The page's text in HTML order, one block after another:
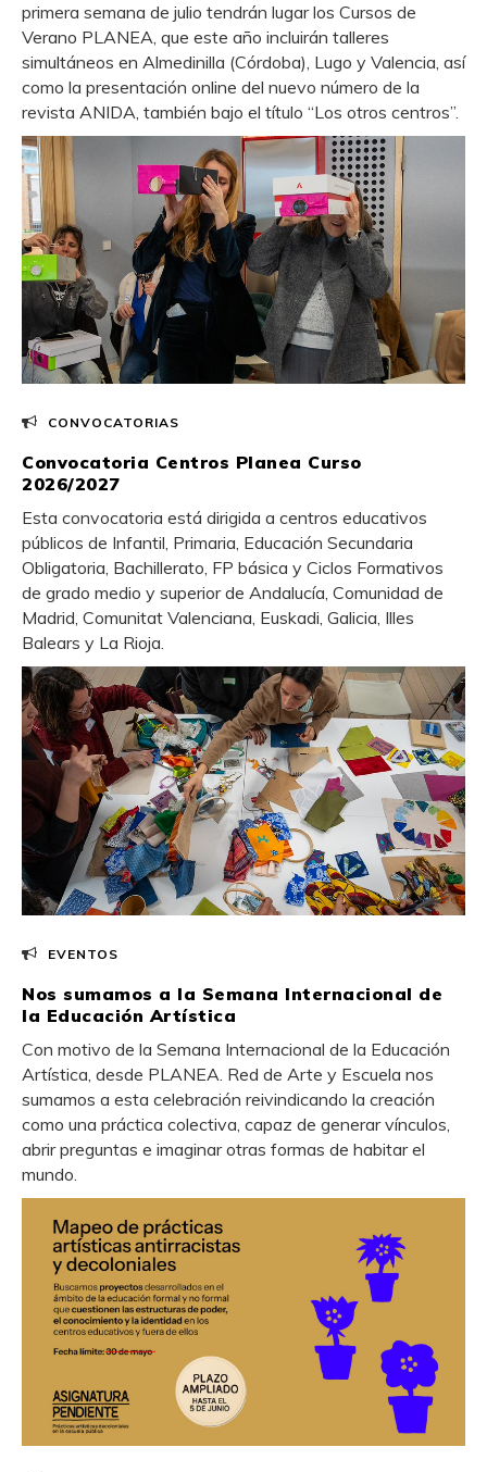
primera semana de julio tendrán lugar los Cursos de
Verano PLANEA, que este año incluirán talleres
simultáneos en Almedinilla (Córdoba), Lugo y Valencia, así
como la presentación online del nuevo número de la
revista ANIDA, también bajo el título “Los otros centros”.
CONVOCATORIAS
Convocatoria Centros Planea Curso
2026/2027
Esta convocatoria está dirigida a centros educativos
públicos de Infantil, Primaria, Educación Secundaria
Obligatoria, Bachillerato, FP básica y Ciclos Formativos
de grado medio y superior de Andalucía, Comunidad de
Madrid, Comunitat Valenciana, Euskadi, Galicia, Illes
Balears y La Rioja.
EVENTOS
Nos sumamos a la Semana Internacional de
la Educación Artística
Con motivo de la Semana Internacional de la Educación
Artística, desde PLANEA. Red de Arte y Escuela nos
sumamos a esta celebración reivindicando la creación
como una práctica colectiva, capaz de generar vínculos,
abrir preguntas e imaginar otras formas de habitar el
mundo.